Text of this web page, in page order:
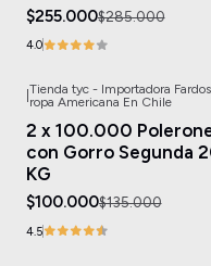
$255.000$285.000
4.0
-26%OFF
Tienda tyc - Importadora Fardos
ropa Americana En Chile
2 x 100.000
con Gorro Segunda
KG
$100.000$135.000
4.5